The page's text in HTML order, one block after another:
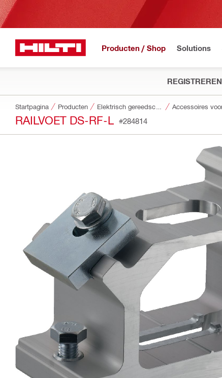
Producten / Shop Solutions
REGISTREREN
Startpagina Producten
RAILVOET DS-RF-L #284814